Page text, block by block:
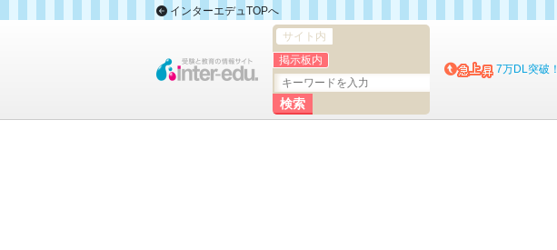
インターエデュTOPへ
サイト内
掲示板内
7万DL突破！